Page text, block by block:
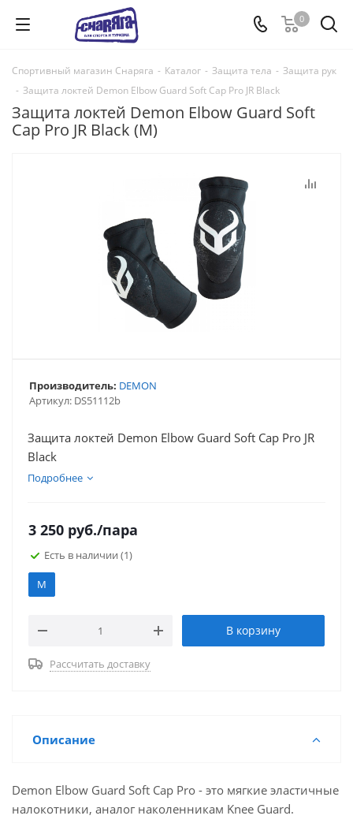
0
Спортивный магазин Снаряга - Каталог - Защита тела - Защита рук
- Защита локтей Demon Elbow Guard Soft Cap Pro JR Black
Защита локтей Demon Elbow Guard Soft
Cap Pro JR Black (M)
Артикул: DS51112b
Производитель: DEMON
Защита локтей Demon Elbow Guard Soft Cap Pro JR
Black
Подробнее
3 250 руб./пара
Есть в наличии (1)
M
В корзину
Рассчитать доставку
Описание
Demon Elbow Guard Soft Cap Pro - это мягкие эластичные
налокотники, аналог наколенникам Knee Guard.